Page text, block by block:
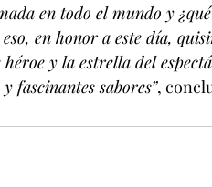
en todo el mundo y
en honor a este día,
y la estrella del
fascinantes sabores”,